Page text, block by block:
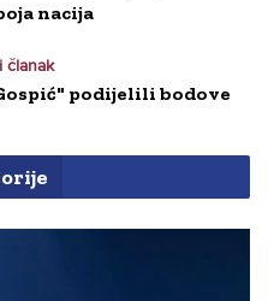
nacija
članak
podijelili bodove